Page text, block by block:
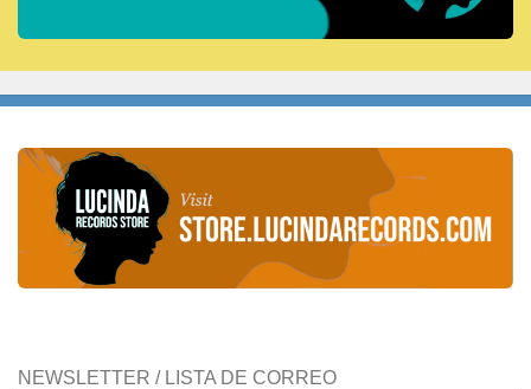
NEWSLETTER / LISTA DE CORREO